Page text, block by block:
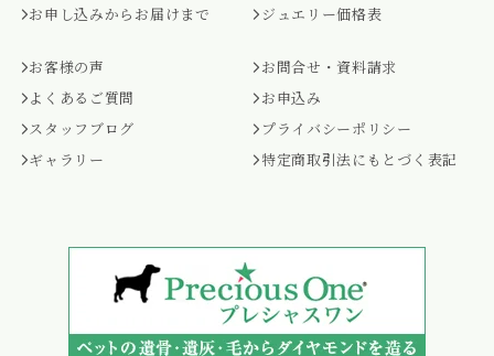
お申し込みからお届けまで
ジュエリー価格表
お客様の声
よくあるご質問
スタッフブログ
ギャラリー
お問合せ・資料請求
お申込み
プライバシーポリシー
特定商取引法にもとづく表記